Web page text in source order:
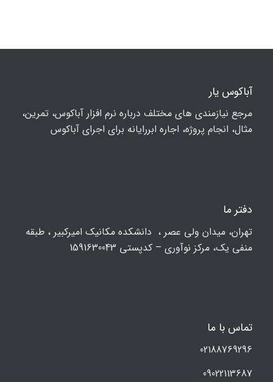
آباکوس یار
مرجع نیازمندی های مختلف درباره نرم افزار آباکوس، تمرین،
مثال، انجام پروژه، اجاره ابررایانه برای اجرای آباکوس
دفتر ما
تهران، ميدان ولي عصر ، دانشکده مكانيك امیرکبیر ، طبقه
منفی یک، مرکز نوآوری – کدپستی 1591630043
تماس با ما
02188769296
09022113687